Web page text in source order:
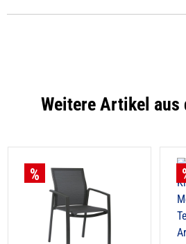
Weitere Artikel aus